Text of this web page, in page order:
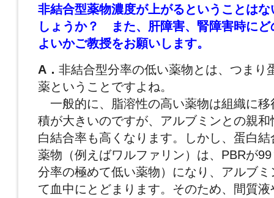
非結合型薬物濃度が上がるということは
しょうか？ また、肝障害、 腎障害時に
よいかご教授をお願いします。
A． 非結合型分率の低い薬物とは、つまり
薬ということですよね。
一般的に、脂溶性の高い薬物は組織に移
積が大きいのですが、アルブミンとの親
白結合率も高くなります。しかし、蛋白
薬物（例えばワルファリン）は、PBRが
分率の極めて低い薬物）になり、アルブ
て血中にとどまります。そのため、間質